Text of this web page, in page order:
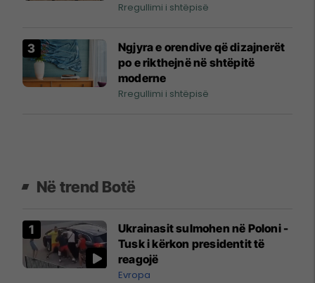
Rregullimi i shtëpisë
Ngjyra e orendive që dizajnerët
po e rikthejnë në shtëpitë
moderne
Rregullimi i shtëpisë
Në trend Botë
Ukrainasit sulmohen në Poloni -
Tusk i kërkon presidentit të
reagojë
Evropa